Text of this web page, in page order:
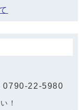
0790-22-5980
！